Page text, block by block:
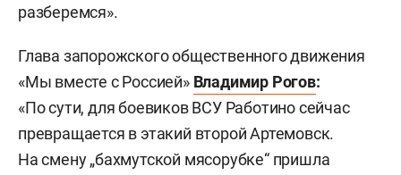
разберемся».
Глава запорожского общественного движения
«Мы вместе с Россией» Владимир Рогов:
«По сути, для боевиков ВСУ Работино сейчас
превращается в этакий второй Артемовск.
На смену „бахмутской мясорубке“ пришла